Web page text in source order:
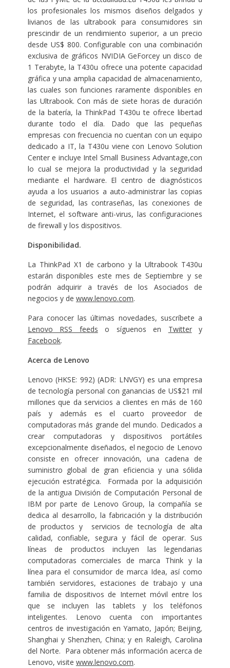
los profesionales los mismos diseños delgados y
livianos de las ultrabook para consumidores sin
prescindir de un rendimiento superior, a un precio
desde US$ 800. Configurable con una combinación
exclusiva de gráficos NVIDIA GeForcey un disco de
1 Terabyte, la T430u ofrece una potente capacidad
gráfica y una amplia capacidad de almacenamiento,
las cuales son funciones raramente disponibles en
las Ultrabook. Con más de siete horas de duración
de la batería, la ThinkPad T430u te ofrece libertad
durante todo el día. Dado que las pequeñas
empresas con frecuencia no cuentan con un equipo
dedicado a IT, la T430u viene con Lenovo Solution
Center e incluye Intel Small Business Advantage,con
lo cual se mejora la productividad y la seguridad
mediante el hardware. El centro de diagnósticos
ayuda a los usuarios a auto-administrar las copias
de seguridad, las contraseñas, las conexiones de
Internet, el software anti-virus, las configuraciones
de firewall y los dispositivos.
Disponibilidad.
La ThinkPad X1 de carbono y la Ultrabook T430u
estarán disponibles este mes de Septiembre y se
podrán adquirir a través de los Asociados de
negocios y de www.lenovo.com.
Para conocer las últimas novedades, suscríbete a
Lenovo RSS feeds o síguenos en Twittery
Facebook.
Acerca de Lenovo
Lenovo (HKSE: 992) (ADR: LNVGY) es una empresa
de tecnología personal con ganancias de US$21 mil
millones que da servicios a clientes en más de 160
país y además es el cuarto proveedor de
computadoras más grande del mundo. Dedicados a
crear computadoras y dispositivos portátiles
excepcionalmente diseñados, el negocio de Lenovo
consiste en ofrecer innovación, una cadena de
suministro global de gran eficiencia y una sólida
ejecución estratégica. Formada por la adquisición
de la antigua División de Computación Personal de
IBM por parte de Lenovo Group, la compañía se
dedica al desarrollo, la fabricación y la distribución
de productos y servicios de tecnología de alta
calidad, confiable, segura y fácil de operar. Sus
líneas de productos incluyen las legendarias
computadoras comerciales de marca Think y la
línea para el consumidor de marca Idea, así como
también servidores, estaciones de trabajo y una
familia de dispositivos de Internet móvil entre los
que se incluyen las tablets y los teléfonos
inteligentes. Lenovo cuenta con importantes
centros de investigación en Yamato, Japón; Beijing,
Shanghai y Shenzhen, China; y en Raleigh, Carolina
del Norte. Para obtener más información acerca de
Lenovo, visite www.lenovo.com.